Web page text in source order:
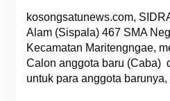
kosongsatunews.com,
Alam (Sispala) 467 SMA
Kecamatan Maritengngae,
Calon anggota baru (Caba)
untuk para anggota